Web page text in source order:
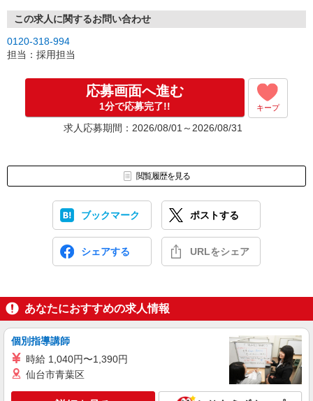
この求人に関するお問い合わせ
0120-318-994
担当：採用担当
応募画面へ進む
1分で応募完了!! キープ
求人応募期間：2026/08/01～2026/08/31
閲覧履歴を見る
ブックマーク ポストする
シェアする URLをシェア
あなたにおすすめの求人情報
個別指導講師
時給 1,040円〜1,390円
仙台市青葉区